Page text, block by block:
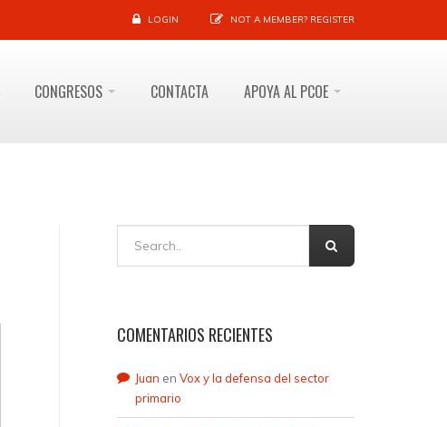
LOGIN NOT A MEMBER? REGISTER
CONGRESOS CONTACTA APOYA AL PCOE
COMENTARIOS RECIENTES
Juan en Vox y la defensa del sector
primario